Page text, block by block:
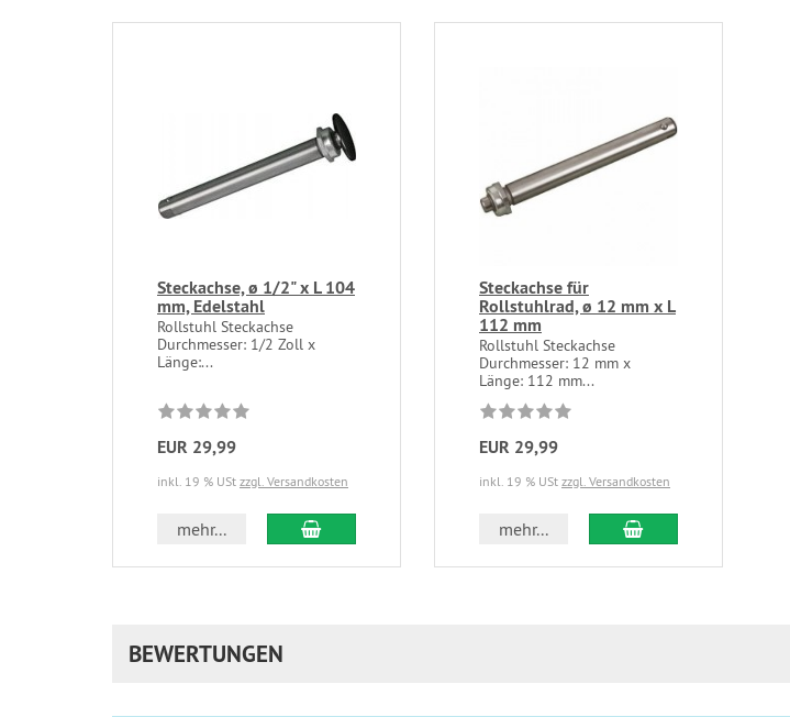
Steckachse, ø 1/2" x L 104
mm, Edelstahl
Rollstuhl Steckachse
Durchmesser: 1/2 Zoll x
Länge:...
EUR 29,99
inkl. 19 % USt zzgl. Versandkosten
mehr... In den Warenkorb
Steckachse für
Rollstuhlrad, ø 12 mm x L
112 mm
Rollstuhl Steckachse
Durchmesser: 12 mm x
Länge: 112 mm...
EUR 29,99
inkl. 19 % USt zzgl. Versandkosten
mehr... In den Warenkorb
BEWERTUNGEN